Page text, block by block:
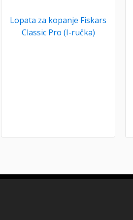
Lopata za kopanje Fiskars
Classic Pro (I-ručka)